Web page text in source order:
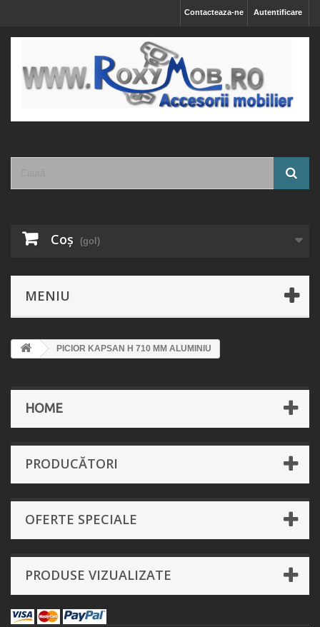
Autentificare
Contacteaza-ne
Coş (gol)
MENIU
PICIOR KAPSAN H 710 MM ALUMINIU
HOME
PRODUCĂTORI
OFERTE SPECIALE
PRODUSE VIZUALIZATE